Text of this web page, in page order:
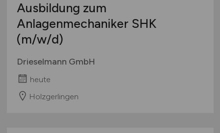
Ausbildung zum
Anlagenmechaniker SHK
(m/w/d)
Drieselmann GmbH
heute
Holzgerlingen